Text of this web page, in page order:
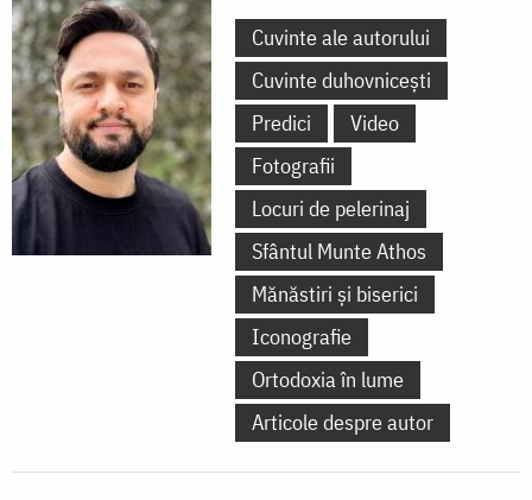
Cuvinte ale autorului
Cuvinte duhovnicești
Predici
Video
Fotografii
Locuri de pelerinaj
Sfântul Munte Athos
Mănăstiri și biserici
Iconografie
Ortodoxia în lume
Articole despre autor